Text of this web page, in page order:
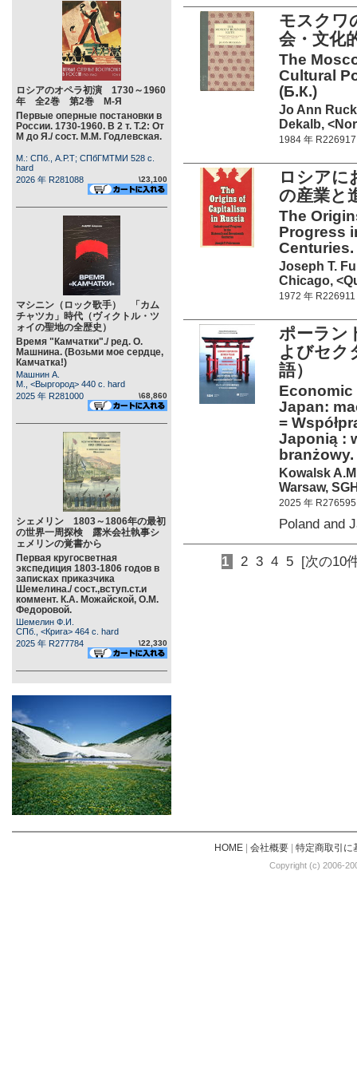
ロシアのオペラ初演 1730～1960
年 全2巻 第2巻 М-Я
Первые оперные постановки в
России. 1730-1960. В 2 т. Т.2: От
М до Я./ сост. М.М. Годлевская.
М.: СПб., А.Р.Т; СПбГМТМИ 528 c.
hard
2026 年 R281088
\23,100
マシニン（ロック歌手） 「カム
チャツカ」時代（ヴィクトル・ツ
ォイの聖地の全歴史）
Время "Камчатки"./ ред. О.
Машнина. (Возьми мое сердце,
Камчатка!)
Машнин А.
М., <Выргород> 440 c. hard
2025 年 R281000
\68,860
シェメリン 1803～1806年の最初
の世界一周探検 露米会社執事シ
ェメリンの覚書から
Первая кругосветная
экспедиция 1803-1806 годов в
записках приказчика
Шемелина./ сост.,вступ.ст.и
коммент. К.А. Можайской, О.М.
Федоровой.
Шемелин Ф.И.
СПб., <Крига> 464 c. hard
2025 年 R277784
\22,330
モスクワ
会・文化
The
Cultural
(Б.К.)
Jo Ann
Dekalb,
1984 年 R226917
ロシア
の産業と
The
Progress
Centuries.
Joseph T.
Chicago,
1972 年 R226911
ポーラン
よびセク
語）
Economic
Japan:
=
Japonią :
Kowalsk
Warsaw,
2025 年 R276595
Poland and
1 2 3 4 5 [次の10
HOME| 会社概要| 特定商取引に
Copyright (c) 2006-